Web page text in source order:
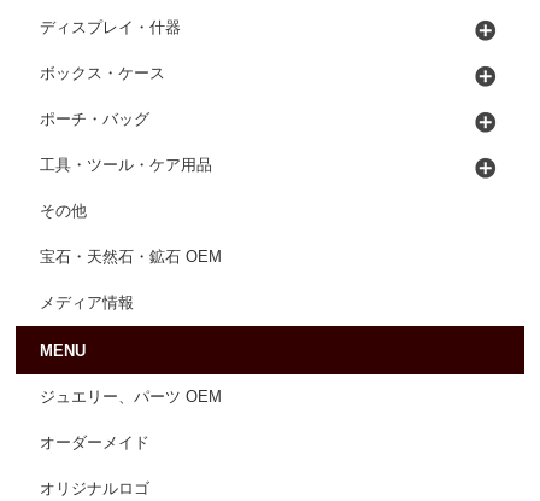
ディスプレイ・什器
ボックス・ケース
ポーチ・バッグ
工具・ツール・ケア用品
その他
宝石・天然石・鉱石 OEM
メディア情報
MENU
ジュエリー、パーツ OEM
オーダーメイド
オリジナルロゴ